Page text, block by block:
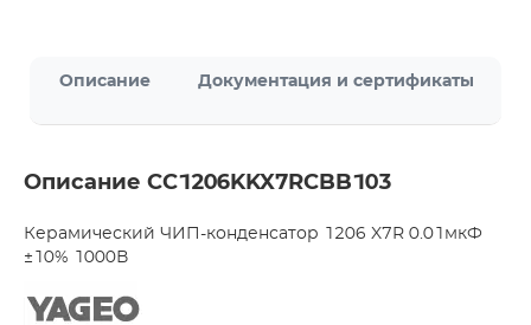
Описание Документация и сертификаты
Описание CC1206KKX7RCBB103
Керамический ЧИП-конденсатор 1206 X7R 0.01мкФ
±10% 1000В